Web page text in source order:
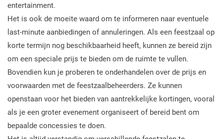
entertainment.
Het is ook de moeite waard om te informeren naar eventuele
last-minute aanbiedingen of annuleringen. Als een feestzaal op
korte termijn nog beschikbaarheid heeft, kunnen ze bereid zijn
om een speciale prijs te bieden om de ruimte te vullen.
Bovendien kun je proberen te onderhandelen over de prijs en
voorwaarden met de feestzaalbeheerders. Ze kunnen
openstaan voor het bieden van aantrekkelijke kortingen, vooral
als je een groter evenement organiseert of bereid bent om
bepaalde concessies te doen.